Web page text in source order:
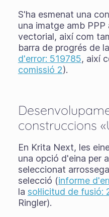
S'ha esmenat una
una imatge amb
vectorial, així com
barra de progrés de
d'error: 519785, així
comissió 2).
construccions
En Krita Next, les
una opció d'eina per
seleccionat
selecció (informe
la sol·licitud de fusió:
Ringler).